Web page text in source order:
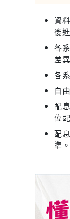
資
後
各
差
各
自
配
位
配
準。